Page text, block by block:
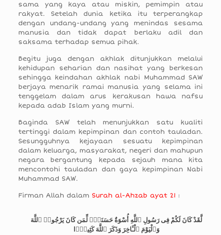
sama yang kaya atau miskin, pemimpin atau
rakyat. Setelah dunia ketika itu terperangkap
dengan undang-undang yang menindas sesama
manusia dan tidak dapat berlaku adil dan
saksama terhadap semua pihak.
Begitu juga dengan akhlak ditunjukkan melalui
kehidupan seharian dan nasihat yang berkesan
sehingga keindahan akhlak nabi Muhammad SAW
berjaya menarik ramai manusia yang selama ini
tenggelam dalam arus kerakusan hawa nafsu
kepada adab Islam yang murni.
Baginda SAW telah menunjukkan satu kualiti
tertinggi dalam kepimpinan dan contoh tauladan.
Sesungguhnya kejayaan sesuatu kepimpinan
dalam keluarga, masyarakat, negeri dan mahupun
negara bergantung kepada sejauh mana kita
mencontohi tauladan dan gaya kepimpinan Nabi
Muhammad SAW.
Firman Allah dalam Surah al-Ahzab ayat 21 :
لَّقَدْ كَانَ لَكُمْ فِى رَسُولِ ٱللَّهِ أُسْوَةٌ حَسَنَةٌۭ لِّمَن كَانَ يَرْجُوا۟ ٱللَّهَ
وَٱلْيَوْمَ ٱلْـَٔاخِرَ وَذَكَرَ ٱللَّهَ كَثِيرًۭا